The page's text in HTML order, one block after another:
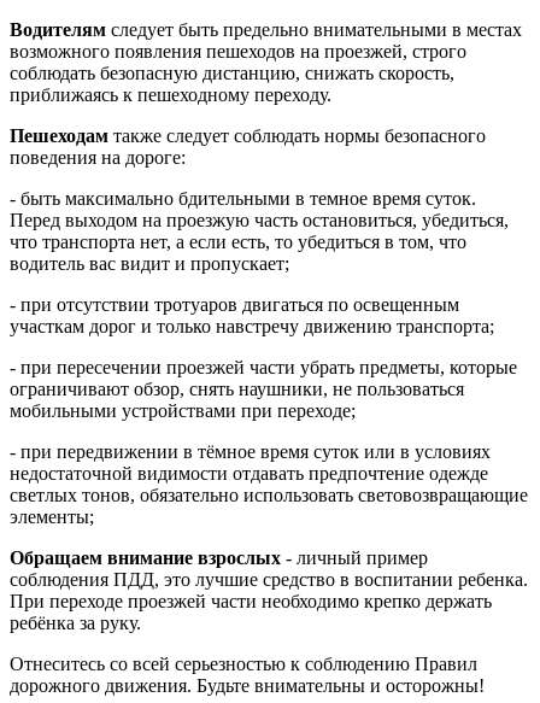
Водителям следует быть предельно внимательными в местах
возможного появления пешеходов на проезжей, строго
соблюдать безопасную дистанцию, снижать скорость,
приближаясь к пешеходному переходу.
Пешеходам также следует соблюдать нормы безопасного
поведения на дороге:
- быть максимально бдительными в темное время суток.
Перед выходом на проезжую часть остановиться, убедиться,
что транспорта нет, а если есть, то убедиться в том, что
водитель вас видит и пропускает;
- при отсутствии тротуаров двигаться по освещенным
участкам дорог и только навстречу движению транспорта;
- при пересечении проезжей части убрать предметы, которые
ограничивают обзор, снять наушники, не пользоваться
мобильными устройствами при переходе;
- при передвижении в тёмное время суток или в условиях
недостаточной видимости отдавать предпочтение одежде
светлых тонов, обязательно использовать световозвращающие
элементы;
Обращаем внимание взрослых - личный пример
соблюдения ПДД, это лучшие средство в воспитании ребенка.
При переходе проезжей части необходимо крепко держать
ребёнка за руку.
Отнеситесь со всей серьезностью к соблюдению Правил
дорожного движения. Будьте внимательны и осторожны!